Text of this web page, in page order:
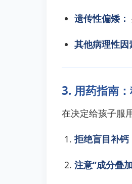
遗传性偏矮：
其他病理性因
3. 用药指南
在决定给孩子服
拒绝盲目补钙
注意“成分叠加